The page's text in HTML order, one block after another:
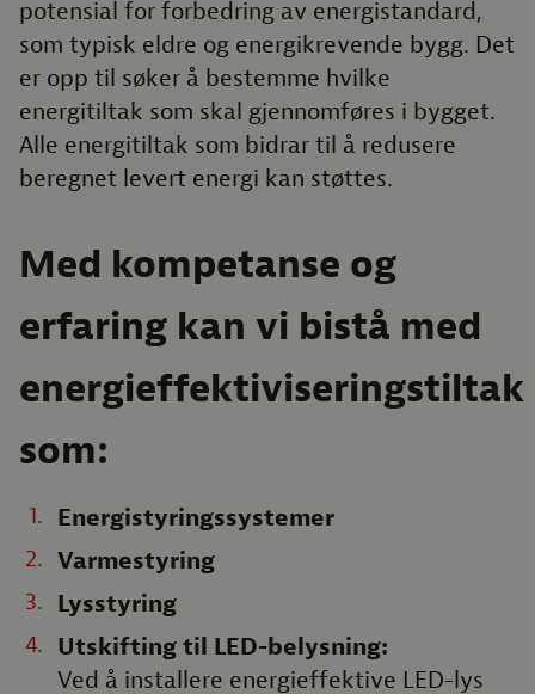
potensial for forbedring av energistandard,
som typisk eldre og energikrevende bygg. Det
er opp til søker å bestemme hvilke
energitiltak som skal gjennomføres i bygget.
Alle energitiltak som bidrar til å redusere
beregnet levert energi kan støttes.
Med kompetanse og
erfaring kan vi bistå med
energieffektiviseringstiltak
som:
Energistyringssystemer
Varmestyring
Lysstyring
Utskifting til LED-belysning:
Ved å installere energieffektive LED-lys